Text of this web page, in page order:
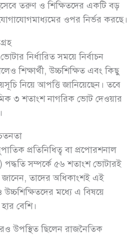
তরুণ ও শিক্ষিতদের একটি বড়
ওপর নির্ভর করছে।
নির্ধারিত সময়ে নির্বাচন
শিক্ষার্থী, উচ্চশিক্ষিত এবং কিছু
নিয়ে আপত্তি জানিয়েছেন। তবে
৩ শতাংশ নাগরিক ভোট দেওয়ার
প্রতিনিধিত্ব বা প্রপোরশনাল
পদ্ধতি সম্পর্কে ৫৬ শতাংশ ভোটারই
তাদের অধিকাংশই এই
মধ্যে এ বিষয়ে
বেশি।
উপস্থিত ছিলেন রাজনৈতিক